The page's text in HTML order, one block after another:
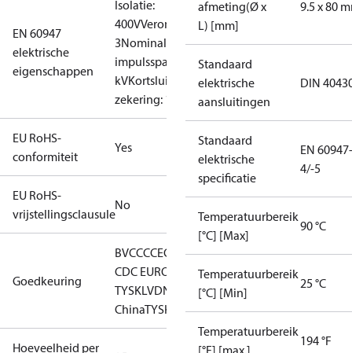
EN 60947
elektrische
eigenschappen
Isolatie:
400VVerontreinigingsgraad:
3Nominale
impulsspanning: 4
kVKortsluitingsbev.,
zekering: 10A
EU RoHS-
conformiteit
Yes
EU RoHS-
vrijstellingsclausule
No
Goedkeuring
BVCCCCECMIMDNVEACGLLLC
CDC EURO-
TYSKLVDNKK RMRS RoHSRoHS
ChinaTYSK
Hoeveelheid per
afmeting(Ø x
L) [mm]
9.5 x 80
Standaard
elektrische
aansluitingen
DIN
Standaard
elektrische
specificatie
EN 60947-
4/-5
Temperatuurbereik
[°C] [Max]
90 °C
Temperatuurbereik
[°C] [Min]
25 °C
Temperatuurbereik
[°F] [max.]
194 °F